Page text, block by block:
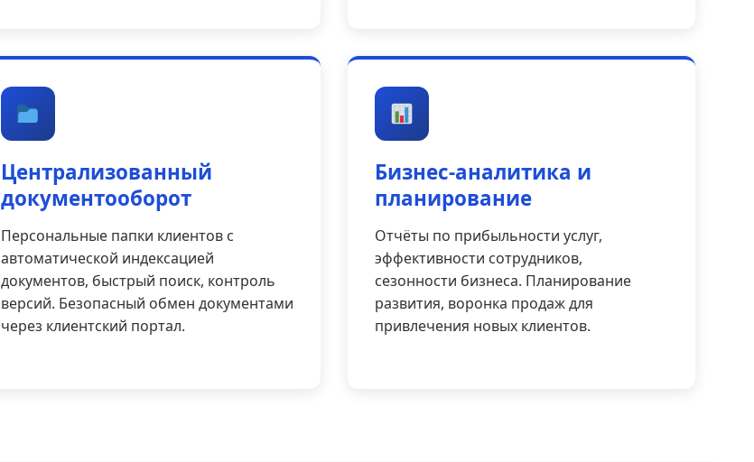
Централизованный
документооборот
Персональные папки клиентов с
автоматической индексацией
документов, быстрый поиск, контроль
версий. Безопасный обмен документами
через клиентский портал.
Бизнес-аналитика и
планирование
Отчёты по прибыльности услуг,
эффективности сотрудников,
сезонности бизнеса. Планирование
развития, воронка продаж для
привлечения новых клиентов.